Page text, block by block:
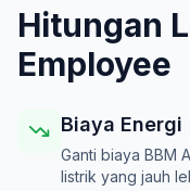
Hitungan
Employee
Biaya Energi
Ganti biaya BBM
listrik yang jauh